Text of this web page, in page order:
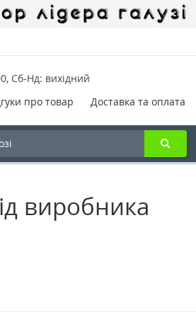
Сб-Нд: вихідний
про товар Доставка та оплата
виробника